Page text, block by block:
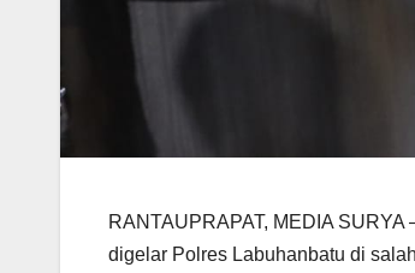
RANTAUPRAPAT, MEDIA
digelar Polres Labuhanbatu di